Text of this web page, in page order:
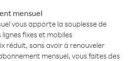
mensuel
vous apporte la souplesse de
fixes et mobiles
réduit, sans avoir à renouveler
mensuel, vous faites des